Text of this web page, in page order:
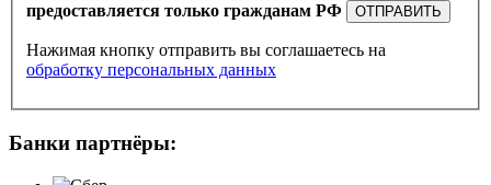
предоставляется только гражданам РФ
ОТПРАВИТЬ
Нажимая кнопку отправить вы соглашаетесь на
обработку персональных данных
Банки партнёры: